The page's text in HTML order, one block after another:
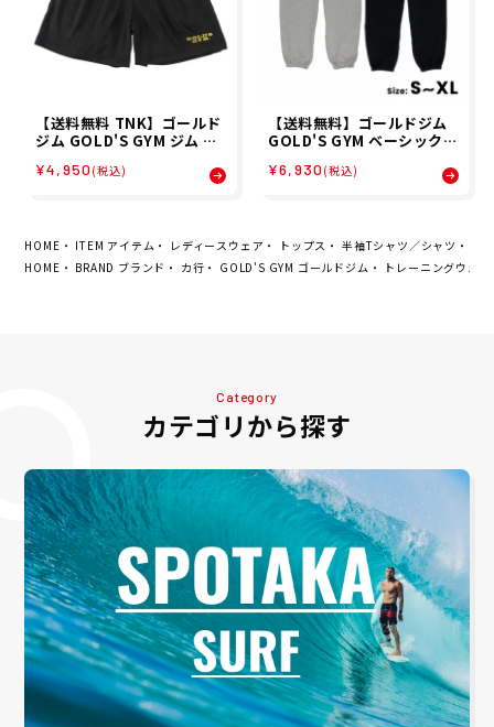
【送料無料 TNK】ゴールド
ジム GOLD'S GYM ジム フ
トムス ショート ハーフ パン
¥4,950 (税込)
【送料無料】ゴールドジム
GOLD'S GYM ベーシックス
フィットネス トレーニング
¥6,930 (税込)
HOME ITEM アイテム レディースウェア トップス 半袖Tシャツ／シャツ
HOME
BRAND ブランド カ行 GOLD'S GYM ゴールドジム トレーニングウェア
Category
カテゴリから探す